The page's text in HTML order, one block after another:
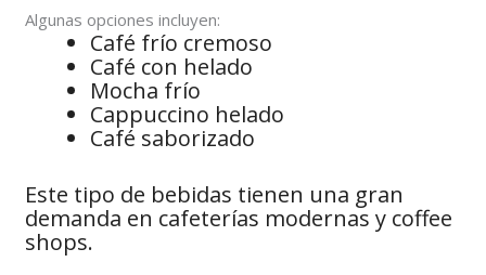
Algunas opciones incluyen:
Café frío cremoso
Café con helado
Mocha frío
Cappuccino helado
Café saborizado
Este tipo de bebidas tienen una gran
demanda en cafeterías modernas y coffee
shops.